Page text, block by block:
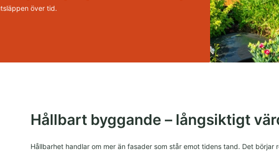
över tid.
Hållbart byggande – långsiktigt
Hållbarhet handlar om mer än fasader som står emot tidens tand. Det börjar